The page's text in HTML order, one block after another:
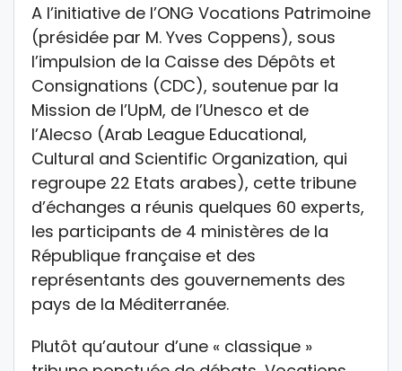
A l’initiative de l’ONG Vocations Patrimoine
(présidée par M. Yves Coppens), sous
l’impulsion de la Caisse des Dépôts et
Consignations (CDC), soutenue par la
Mission de l’UpM, de l’Unesco et de
l’Alecso (Arab League Educational,
Cultural and Scientific Organization, qui
regroupe 22 Etats arabes), cette tribune
d’échanges a réunis quelques 60 experts,
les participants de 4 ministères de la
République française et des
représentants des gouvernements des
pays de la Méditerranée.
Plutôt qu’autour d’une « classique »